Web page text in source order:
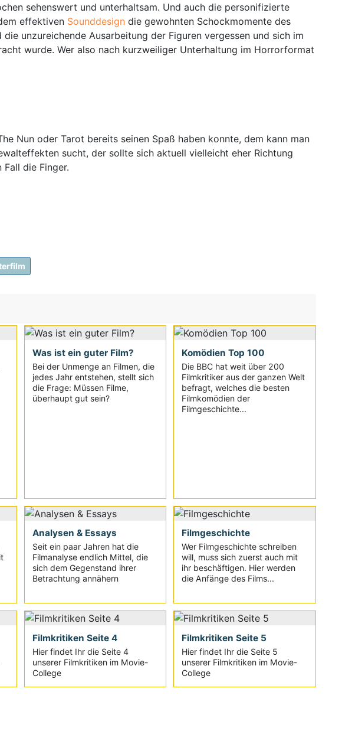
sehenswert und unterhaltsam. Und auch die personifizierte
effektiven Sounddesign die gewohnten Schockmomente des
unzureichende Ausarbeitung der Figuren vergessen und sich im
wurde. Wer also nach kurzweiliger Unterhaltung im Horrorformat
Nun oder Tarot bereits seinen Spaß haben konnte, dem kann man
sucht, der sollte sich aktuell vielleicht eher Richtung
die Finger.
Was ist ein guter Film?
Bei der Unmenge an Filmen, die
jedes Jahr entstehen, stellt sich
die Frage: Müssen Filme,
überhaupt gut sein?
Komödien Top 100
Die BBC hat weit über 200
Filmkritiker aus der ganzen Welt
befragt, welches die besten
Filmkomödien der
Filmgeschichte...
Analysen & Essays
Seit ein paar Jahren hat die
Filmanalyse endlich Mittel, die
sich dem Gegenstand ihrer
Betrachtung annähern
Filmgeschichte
Wer Filmgeschichte schreiben
will, muss sich zuerst auch mit
ihr beschäftigen. Hier werden
die Anfänge des Films...
Filmkritiken Seite 4
Hier findet Ihr die Seite 4
unserer Filmkritiken im Movie-
College
Filmkritiken Seite 5
Hier findet Ihr die Seite 5
unserer Filmkritiken im Movie-
College